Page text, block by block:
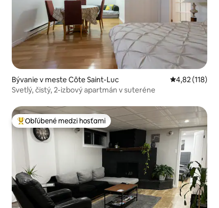
Bývanie v meste Côte Saint-Luc Priemerné
4,82 (118)
Svetlý, čistý, 2-izbový apartmán v suteréne
Najobľúbenejšie medzi hosťami
Obľúbené medzi hosťami